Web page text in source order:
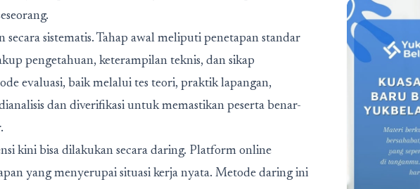
sistematis. Tahap awal meliputi penetapan standar
pengetahuan, keterampilan teknis, dan sikap
evaluasi, baik melalui tes teori, praktik lapangan,
dan diverifikasi untuk memastikan peserta benar-
kini bisa dilakukan secara daring. Platform online
yang menyerupai situasi kerja nyata. Metode daring ini